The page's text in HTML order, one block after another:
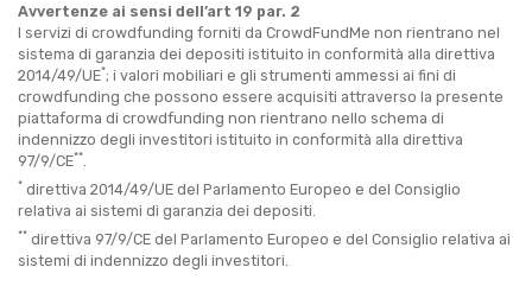
Avvertenze ai sensi dell’art 19 par. 2
I servizi di crowdfunding forniti da CrowdFundMe non rientrano nel
sistema di garanzia dei depositi istituito in conformità alla direttiva
2014/49/UE*; i valori mobiliari e gli strumenti ammessi ai fini di
crowdfunding che possono essere acquisiti attraverso la presente
piattaforma di crowdfunding non rientrano nello schema di
indennizzo degli investitori istituito in conformità alla direttiva
97/9/CE**
* direttiva 2014/49/UE del Parlamento Europeo e del Consiglio
relativa ai sistemi di garanzia dei depositi.
** direttiva 97/9/CE del Parlamento Europeo e del Consiglio relativa ai
sistemi di indennizzo degli investitori.